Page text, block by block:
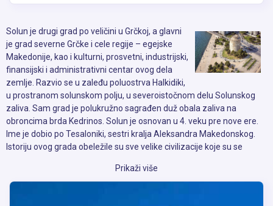
Solun je drugi grad po veličini u Grčkoj, a glavni
je grad severne Grčke i cele regije – egejske
Makedonije, kao i kulturni, prosvetni, industrijski,
finansijski i administrativni centar ovog dela
zemlje. Razvio se u zaleđu poluostrva Halkidiki,
u prostranom solunskom polju, u severoistočnom delu Solunskog
zaliva. Sam grad je polukružno sagrađen duž obala zaliva na
obroncima brda Kedrinos. Solun je osnovan u 4. veku pre nove ere.
Ime je dobio po Tesaloniki, sestri kralja Aleksandra Makedonskog.
Istoriju ovog grada obeležile su sve velike civilizacije koje su se
stvorili od njega prestonicu rimske provincije. U 3. i 4. veku su ga
napali Goti, a u periodu od 6. do 8. veka doživeo je više uzastopnih
Prikaži više